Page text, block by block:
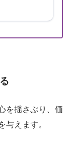
を揺さぶり、価
与えます。